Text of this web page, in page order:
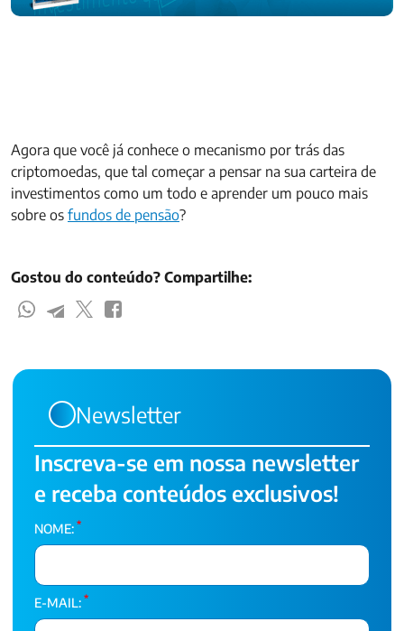
Agora que você já conhece o mecanismo por trás das
criptomoedas, que tal começar a pensar na sua carteira de
investimentos como um todo e aprender um pouco mais
sobre os fundos de pensão?
Gostou do conteúdo? Compartilhe:
Newsletter
Inscreva-se em nossa newsletter
e receba conteúdos exclusivos!
NOME: *
E-MAIL: *